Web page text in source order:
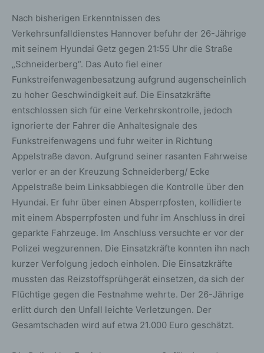
Nach bisherigen Erkenntnissen des
Verkehrsunfalldienstes Hannover befuhr der 26-Jährige
mit seinem Hyundai Getz gegen 21:55 Uhr die Straße
„Schneiderberg“. Das Auto fiel einer
Funkstreifenwagenbesatzung aufgrund augenscheinlich
zu hoher Geschwindigkeit auf. Die Einsatzkräfte
entschlossen sich für eine Verkehrskontrolle, jedoch
ignorierte der Fahrer die Anhaltesignale des
Funkstreifenwagens und fuhr weiter in Richtung
Appelstraße davon. Aufgrund seiner rasanten Fahrweise
verlor er an der Kreuzung Schneiderberg/ Ecke
Appelstraße beim Linksabbiegen die Kontrolle über den
Hyundai. Er fuhr über einen Absperrpfosten, kollidierte
mit einem Absperrpfosten und fuhr im Anschluss in drei
geparkte Fahrzeuge. Im Anschluss versuchte er vor der
Polizei wegzurennen. Die Einsatzkräfte konnten ihn nach
kurzer Verfolgung jedoch einholen. Die Einsatzkräfte
mussten das Reizstoffsprühgerät einsetzen, da sich der
Flüchtige gegen die Festnahme wehrte. Der 26-Jährige
erlitt durch den Unfall leichte Verletzungen. Der
Gesamtschaden wird auf etwa 21.000 Euro geschätzt.